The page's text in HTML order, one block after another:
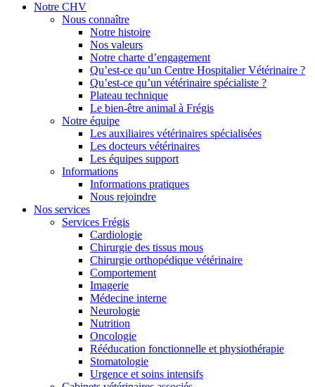
Notre CHV
Nous connaître
Notre histoire
Nos valeurs
Notre charte d’engagement
Qu’est-ce qu’un Centre Hospitalier Vétérinaire ?
Qu’est-ce qu’un vétérinaire spécialiste ?
Plateau technique
Le bien-être animal à Frégis
Notre équipe
Les auxiliaires vétérinaires spécialisées
Les docteurs vétérinaires
Les équipes support
Informations
Informations pratiques
Nous rejoindre
Nos services
Services Frégis
Cardiologie
Chirurgie des tissus mous
Chirurgie orthopédique vétérinaire
Comportement
Imagerie
Médecine interne
Neurologie
Nutrition
Oncologie
Rééducation fonctionnelle et physiothérapie
Stomatologie
Urgence et soins intensifs